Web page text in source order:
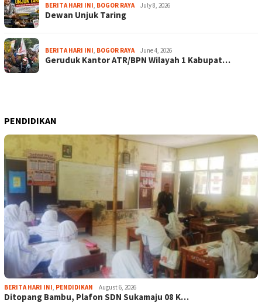
BERITA HARI INI, BOGOR RAYA July 8, 2026
Dewan Unjuk Taring
BERITA HARI INI, BOGOR RAYA June 4, 2026
Geruduk Kantor ATR/BPN Wilayah 1 Kabupat…
PENDIDIKAN
BERITA HARI INI, PENDIDIKAN August 6, 2026
Ditopang Bambu, Plafon SDN Sukamaju 08 K…